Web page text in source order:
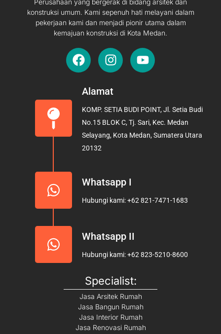
Perusahaan yang bergerak di bidang arsitek dan
konstruksi umum. Kami sepenuh hati melayani dalam
pekerjaan kami dan menjadi pionir utama dalam
kemajuan konstruksi di Kota Medan.
F
a
e
o
o
k
I
n
t
g
r
a
Y
o
b
e
Alamat
KOMP. SETIA BUDI POINT, Jl. Setia Budi
No.15 BLOK C, Tj. Sari, Kec. Medan
Selayang, Kota Medan, Sumatera Utara
20132
Whatsapp I
Hubungi kami: +62 821-7471-1683
Whatsapp II
Hubungi kami: +62 823-5210-8600
Specialist:
Jasa Arsitek Rumah
Jasa Bangun Rumah
Jasa Interior Rumah
Jasa Renovasi Rumah